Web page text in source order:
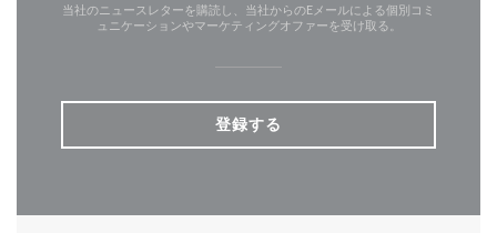
当社のニュースレターを購読し、当社からのEメールによる個別コミ
ュニケーションやマーケティングオファーを受け取る。
登録する